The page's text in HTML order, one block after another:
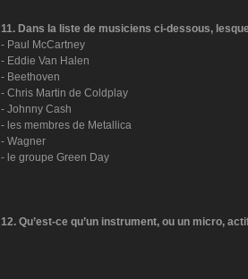
11. Dans la liste de musiciens ci-dessous,
- Paul McCartney
- Eddie Van Halen
- Beethoven
- Chris Martin de Coldplay
- Johnny Cash
- les membres de Metallica
- Wagner
- le groupe Green Day
12. Qu’est-ce qu’un instrument, ou un micro,